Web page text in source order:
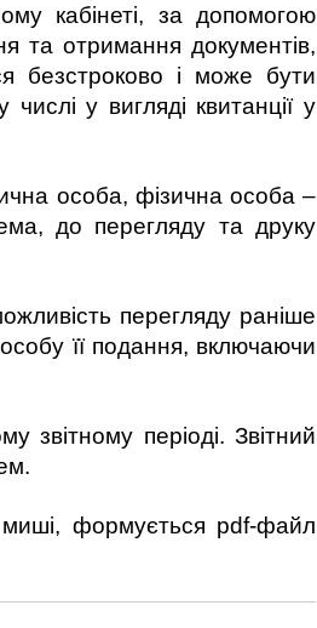
кабінеті, за допомогою
та отримання документів,
безстроково і може бути
у вигляді квитанції у
особа, фізична особа –
до перегляду та друку
перегляду раніше
її подання, включаючи
звітному періоді. Звітний
миші, формується pdf-файл